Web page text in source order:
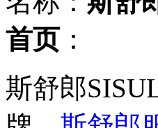
首页 ：
斯舒郎